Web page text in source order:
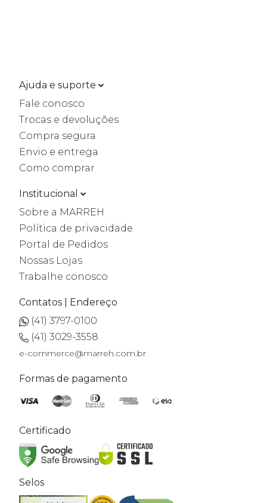
Ajuda e suporte
Fale conosco
Trocas e devoluções
Compra segura
Envio e entrega
Como comprar
Institucional
Sobre a MARREH
Política de privacidade
Portal de Pedidos
Nossas Lojas
Trabalhe conosco
Contatos | Endereço
(41) 3797-0100
(41) 3029-3558
e-commerce@marreh.com.br
Formas de pagamento
Certificado
Selos